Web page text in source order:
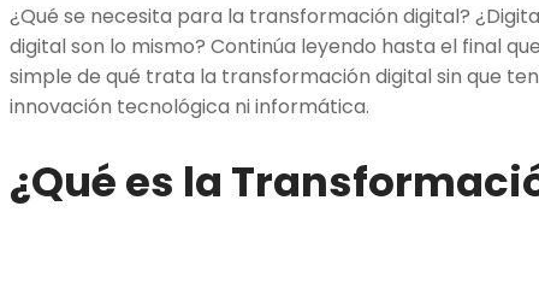
¿Qué se necesita para la transformación digital?
digital son lo mismo? Continúa leyendo hasta el final
simple de qué trata la transformación digital sin que
innovación tecnológica ni informática.
¿Qué es la